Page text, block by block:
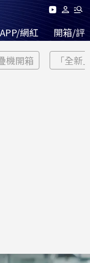
網紅 開箱/評
機開箱 「全新